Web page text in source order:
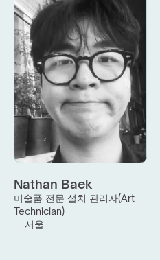
Nathan Baek
미술품 전문 설치 관리자(Art
Technician)
서울